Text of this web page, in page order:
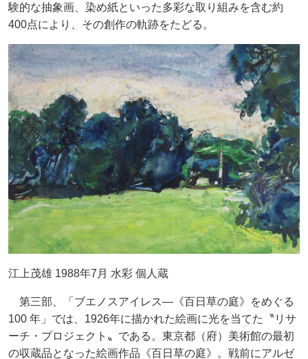
験的な抽象画、染め紙といった多彩な取り組みを含む約
400点により、その創作の軌跡をたどる。
江上茂雄 1988年7月 水彩 個人蔵
第三部、「ブエノスアイレス―《百日草の庭》をめぐる
100 年」では、1926年に描かれた絵画に光を当てた〝リサ
ーチ・プロジェクト〟である。東京都（府）美術館の最初
の収蔵品となった絵画作品《百日草の庭》。戦前にアルゼ